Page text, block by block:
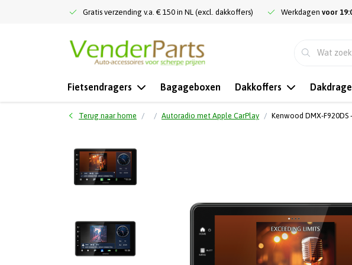
Gratis verzending v.a. € 150 in NL (excl. dakkoffers) Werkdagen voor
Fietsendragers Bagageboxen Dakkoffers
Terug naar home Autoradio met Apple CarPlay Kenwood DMX-